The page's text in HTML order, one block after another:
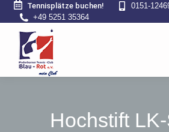
Tennisplätze buchen!
0151-
+49 5251 35364
Hochstift